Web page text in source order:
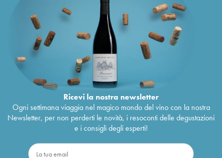
Ricevi la nostra newsletter
Ogni settimana viaggia nel magico mondo del vino con la nostra
Newsletter, per non perderti le novità, i resoconti delle degustazioni
e i consigli degli esperti!